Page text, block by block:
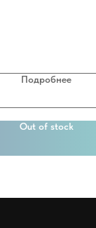
Подробнее
Out of stock